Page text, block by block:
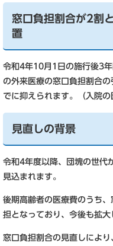
窓口負担割合が2割
置
令和4年10月1日の施行後3
の外来医療の窓口負担割合
でに抑えられます。（入院の
見直しの背景
令和4年度以降、団塊の世代
見込まれます。
後期高齢者の医療費のうち
担となっており、今後も拡大
窓口負担割合の見直しによ